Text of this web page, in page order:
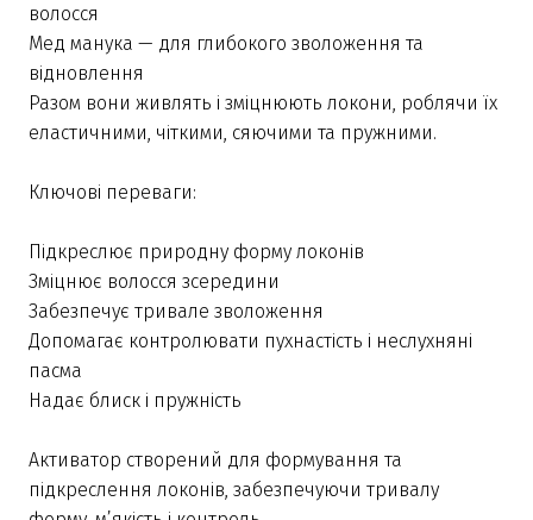
волосся
Мед манука — для глибокого зволоження та
відновлення
Разом вони живлять і зміцнюють локони, роблячи їх
еластичними, чіткими, сяючими та пружними.
Ключові переваги:
Підкреслює природну форму локонів
Зміцнює волосся зсередини
Забезпечує тривале зволоження
Допомагає контролювати пухнастість і неслухняні
пасма
Надає блиск і пружність
Активатор створений для формування та
підкреслення локонів, забезпечуючи тривалу